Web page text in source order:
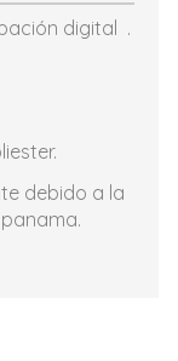
digital .
debido a la